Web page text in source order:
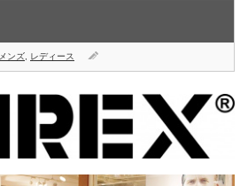
メンズ レディース